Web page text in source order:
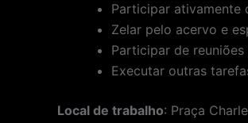
Participar ativamente
Zelar pelo acervo e
Participar de
Executar outras
Local de trabalho: Praça